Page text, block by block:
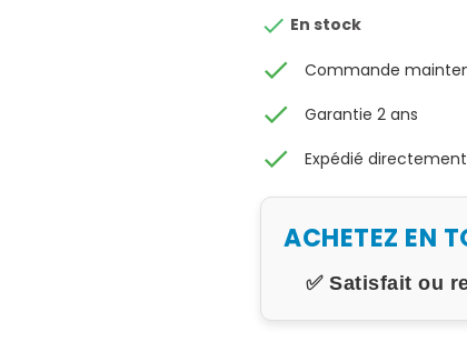
 En stock
check Commande
check Garantie 2 ans
check Expédié
ACHETEZ EN
✅ Satisfait ou